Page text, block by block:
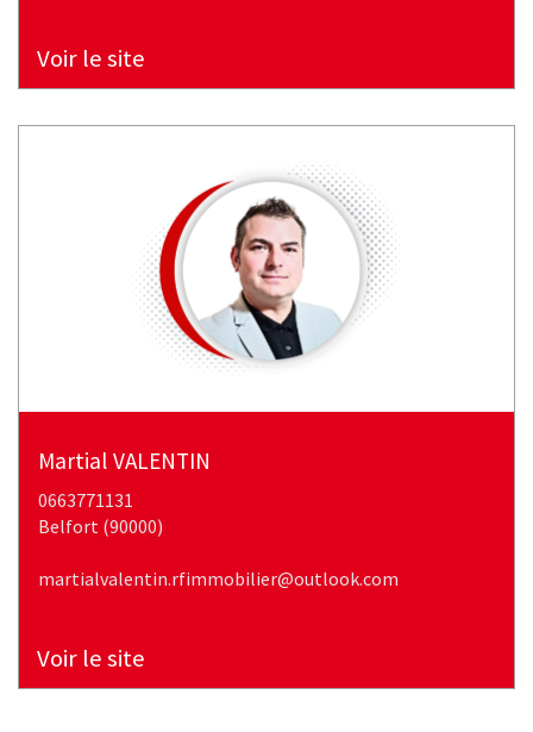
Voir le site
martial VALENTIN
0663771131
belfort (90000)
martialvalentin.rfimmobilier@outlook.com
Voir le site